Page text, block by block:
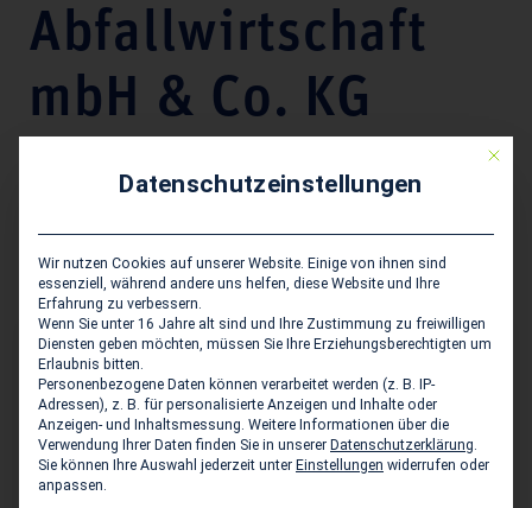
Abfallwirtschaft
mbH & Co. KG
Unternehmensdarstellung
und Gewässerschutz
Hauptsitz des Unternehmens
IWA Ingenieurgesellschaft für Wasser- und -
Abfallwirtschaft mbH & Co. KG
Zur Bauernwiese 19
D-32549 Oeynhausen
Mit
Datenschutzeinstellungen
Wir nutzen Cookies auf unserer Website. Einige von ihnen sind
essenziell, während andere uns helfen, diese Website und Ihre
Erfahrung zu verbessern.
Wenn Sie unter 16 Jahre alt sind und Ihre Zustimmung zu freiwilligen
Diensten geben möchten, müssen Sie Ihre Erziehungsberechtigten um
Erlaubnis bitten.
Personenbezogene Daten können verarbeitet werden (z. B. IP-
Adressen), z. B. für personalisierte Anzeigen und Inhalte oder
Anzeigen- und Inhaltsmessung. Weitere Informationen über die
Verwendung Ihrer Daten finden Sie in unserer Datenschutzerklärung
Sie können Ihre Auswahl jederzeit unter Einstellungen widerrufen oder
anpassen.